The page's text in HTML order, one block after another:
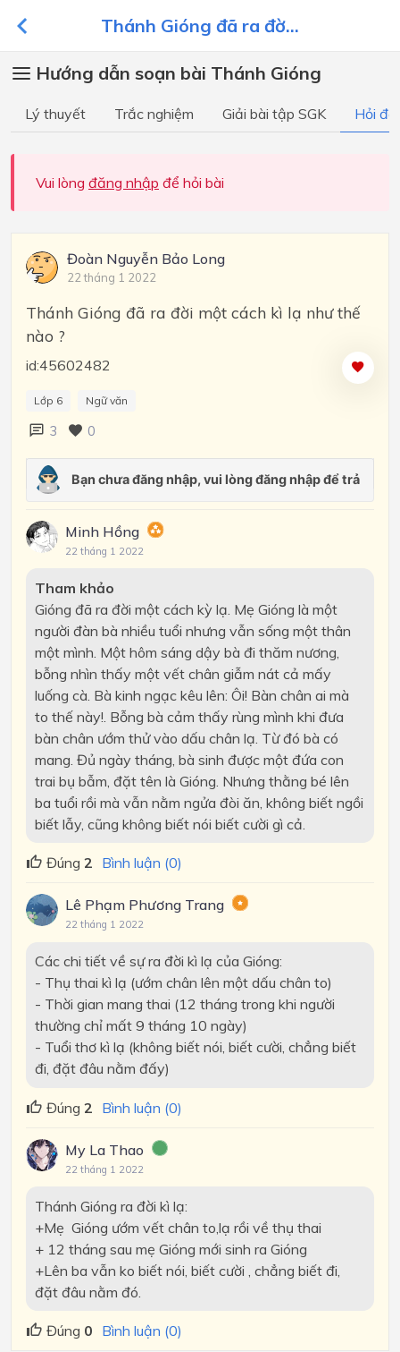
Thánh Gióng đã ra đờ...
Hướng dẫn soạn bài Thánh Gióng
Lý thuyết Trắc nghiệm Giải bài tập SGK Hỏi
Vui lòng đăng nhập để hỏi bài
Đoàn Nguyễn Bảo Long
22 tháng 1 2022
Thánh Gióng đã ra đời một cách kì lạ như thế
nào ?
id:45602482
Lớp 6 Ngữ văn
3 0
Minh Hồng
22 tháng 1 2022
Tham khảo
Gióng đã ra đời một cách kỳ lạ. Mẹ Gióng là một
người đàn bà nhiều tuổi nhưng vẫn sống một thân
một mình. Một hôm sáng dậy bà đi thăm nương,
bỗng nhìn thấy một vết chân giẫm nát cả mấy
luống cà. Bà kinh ngạc kêu lên: Ôi! Bàn chân ai mà
to thế này!. Bỗng bà cảm thấy rùng mình khi đưa
bàn chân ướm thử vào dấu chân lạ. Từ đó bà có
mang. Đủ ngày tháng, bà sinh được một đứa con
trai bụ bẫm, đặt tên là Gióng. Nhưng thằng bé lên
ba tuổi rồi mà vẫn nằm ngửa đòi ăn, không biết ngồi
biết lẫy, cũng không biết nói biết cười gì cả.
Đúng 2 Bình luận (0)
Lê Phạm Phương Trang
22 tháng 1 2022
Các chi tiết về sự ra đời kì lạ của Gióng:
- Thụ thai kì lạ (ướm chân lên một dấu chân to)
- Thời gian mang thai (12 tháng trong khi người
thường chỉ mất 9 tháng 10 ngày)
- Tuổi thơ kì lạ (không biết nói, biết cười, chẳng biết
đi, đặt đâu nằm đấy)
Đúng 2 Bình luận (0)
My La Thao
22 tháng 1 2022
Thánh Gióng ra đời kì lạ:
+Mẹ Gióng ướm vết chân to,lạ rồi về thụ thai
+ 12 tháng sau mẹ Gióng mới sinh ra Gióng
+Lên ba vẫn ko biết nói, biết cười , chẳng biết đi,
đặt đâu nằm đó.
Đúng 0 Bình luận (0)